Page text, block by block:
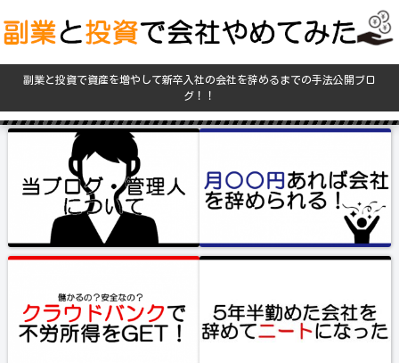
副業と投資で資産を増やして新卒入社の会社を辞めるまでの手法公開ブロ
グ！！